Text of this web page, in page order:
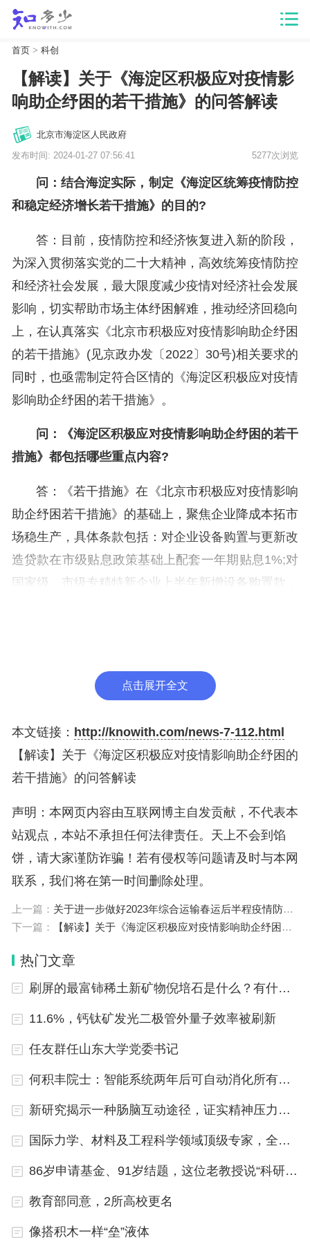
首页> 科创
【解读】关于《海淀区积极应对疫情影
响助企纾困的若干措施》的问答解读
北京市海淀区人民政府
发布时间: 2024-01-27 07:56:41 5277次浏览
问：结合海淀实际，制定《海淀区统筹疫情防控
和稳定经济增长若干措施》的目的?
答：目前，疫情防控和经济恢复进入新的阶段，
为深入贯彻落实党的二十大精神，高效统筹疫情防控
和经济社会发展，最大限度减少疫情对经济社会发展
影响，切实帮助市场主体纾困解难，推动经济回稳向
上，在认真落实《北京市积极应对疫情影响助企纾困
的若干措施》(见京政办发〔2022〕30号)相关要求的
同时，也亟需制定符合区情的《海淀区积极应对疫情
影响助企纾困的若干措施》。
问：《海淀区积极应对疫情影响助企纾困的若干
措施》都包括哪些重点内容?
答：《若干措施》在《北京市积极应对疫情影响
助企纾困若干措施》的基础上，聚焦企业降成本拓市
场稳生产，具体条款包括：对企业设备购置与更新改
造贷款在市级贴息政策基础上配套一年期贴息1%;对
国家级、市级专精特新企业上半年新增设备购置款，
支持;对区内市区两级重点建设项目春节期间组织包
车返岗，按50%给予资金支持;推动线上线下招聘会
线助力企业享受市场监管服务。
问：《海淀区积极应对疫情影响助企纾困的若干
条件?
答：第一，纳入2022年度海淀区总部企业名单
的企业;第二，2023年6月30日(含)前已经通过北京市
商务局书面资料审核的外贸“双自主”企业。 上述两条
满足其中一条即可。
问：外贸“双自主”企业的认定标准?
答：申请外贸“双自主”企业应符合下列条件之
一：
(一)拥有境内及出口市场(含港、澳、台地区，下
同)注册商标;
(二)拥有境内及出口市场专利(包括发明专利、实
(三)拥有出口市场注册商标及境外市场专利;
商标及专利持有者原则上应为申请支持资金的企
业(以下简称“该企业”)。
点击展开全文
本文链接： http://knowith.com/news-7-112.html
【解读】关于《海淀区积极应对疫情影响助企纾困的
若干措施》的问答解读
声明：本网页内容由互联网博主自发贡献，不代表本
站观点，本站不承担任何法律责任。天上不会到馅
饼，请大家谨防诈骗！若有侵权等问题请及时与本网
联系，我们将在第一时间删除处理。
上一篇： 关于进一步做好2023年综合运输春运后半程疫情防控和运输服务保障工作的通知（联防联控机制春运发电〔2023〕5号）
下一篇：
【解读】关于《海淀区积极应对疫情影响助企纾困的若干措施》的政策解读
热门文章
刷屏的最富铈稀土新矿物倪培石是什么？有什么用？
11.6%，钙钛矿发光二极管外量子效率被刷新
任友群任山东大学党委书记
何积丰院士：智能系统两年后可自动消化所有有价值的文字数据
新研究揭示一种肠脑互动途径，证实精神压力对肠道影响
国际力学、材料及工程科学领域顶级专家，全职加盟清华
86岁申请基金、91岁结题，这位老教授说“科研使人快乐”
教育部同意，2所高校更名
像搭积木一样“垒”液体